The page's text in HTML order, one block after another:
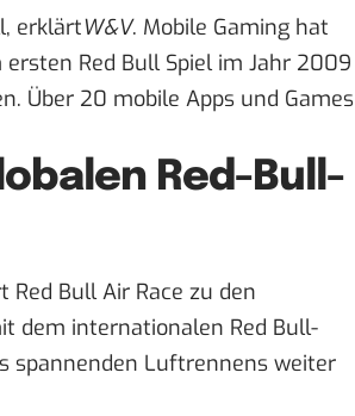
erklärtW&V. Mobile Gaming hat
Red Bull Spiel im Jahr 2009
Über 20 mobile Apps und Games
Red-Bull-
Bull Air Race zu den
dem internationalen Red Bull-
spannenden Luftrennens weiter